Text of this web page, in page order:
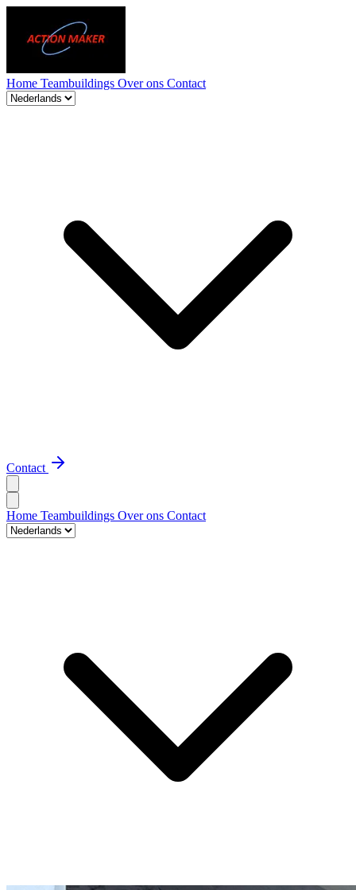
Home Teambuildings Over ons Contact
Contact
Home Teambuildings Over ons Contact